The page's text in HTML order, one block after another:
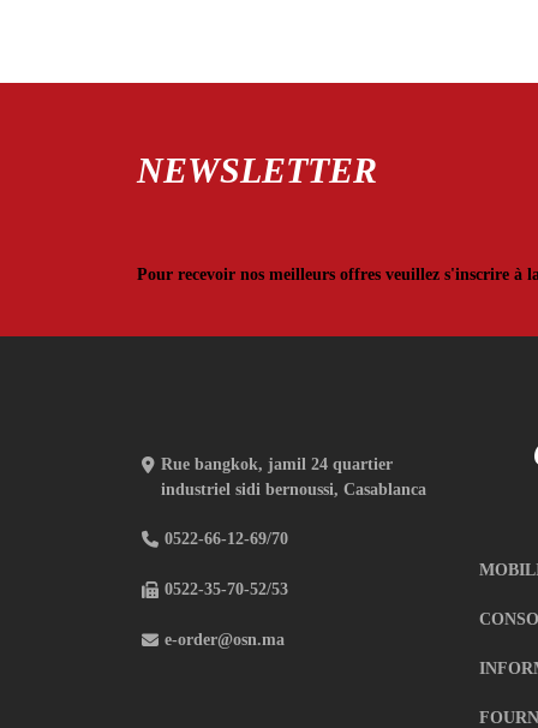
NEWSLETTER
Pour recevoir nos meilleurs offres veuillez s'inscrire à
Rue bangkok, jamil 24 quartier
industriel sidi bernoussi, Casablanca
0522-66-12-69/70
0522-35-70-52/53
e-order@osn.ma